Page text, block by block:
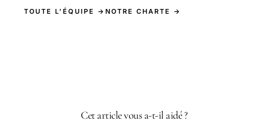
TOUTE L'ÉQUIPE → NOTRE CHARTE →
Cet article vous a-t-il aidé ?